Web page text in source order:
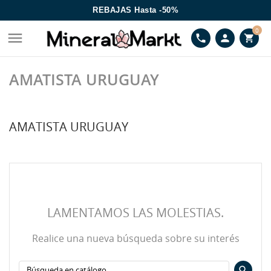
REBAJAS Hasta -50%
 phone person shopping_cart
0
AMATISTA URUGUAY
AMATISTA URUGUAY
LAMENTAMOS LAS MOLESTIAS.
Realice una nueva búsqueda sobre su interés